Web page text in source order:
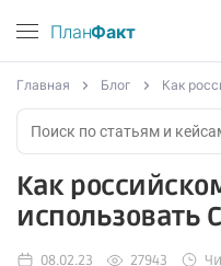
ПланФакт
Главная Блог Как
Как
использовать
08.02.23 27943